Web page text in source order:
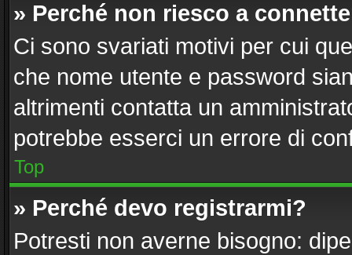
» Perché non riesco a
Ci sono svariati motivi per cui
che nome utente e password
altrimenti contatta un
potrebbe esserci un errore di
Top
» Perché devo registrarmi?
Potresti non averne bisogno: